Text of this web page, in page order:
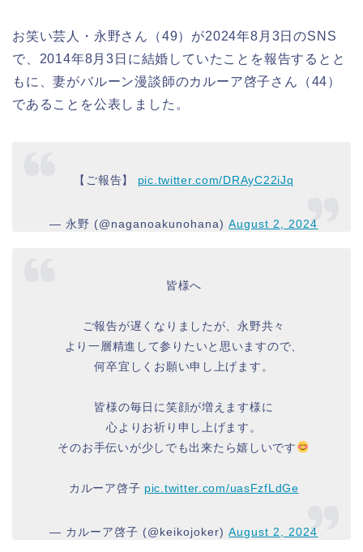
お笑い芸人・永野さん（49）が2024年8月3日のSNS
で、2014年8月3日に結婚していたことを報告するとと
もに、妻がバルーン漫談師のカルーア啓子さん（44）
であることを公表しました。
【ご報告】 pic.twitter.com/DRAyC22iJq
— 永野 (@naganoakunohana)August 2, 2024
皆様へ
ご報告が遅くなりましたが、永野共々
より一層精進して参りたいと思いますので、
何卒宜しくお願い申し上げます。
皆様の毎日に笑顔が増えます様に
心よりお祈り申し上げます。
そのお手伝いが少しでも出来たら嬉しいです
カルーア啓子 pic.twitter.com/uasFzfLdGe
— カルーア啓子 (@keikojoker)August 2, 2024